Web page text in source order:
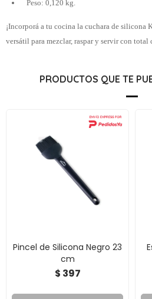
Peso: 0,120 kg.
¡Incorporá a tu cocina la cuchara de
versátil para mezclar, raspar y servir con total
PRODUCTOS QUE TE
Pincel de Silicona Negro 23
cm
$ 397